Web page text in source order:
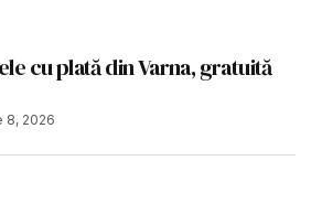
cu plată din Varna, gratuită
8, 2026